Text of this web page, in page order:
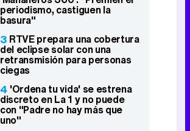
periodismo, castiguen la
basura"
3 RTVE prepara una cobertura
del eclipse solar con una
retransmisión para personas
ciegas
4 'Ordena tu vida' se estrena
discreto en La 1 y no puede
con "Padre no hay más que
uno"